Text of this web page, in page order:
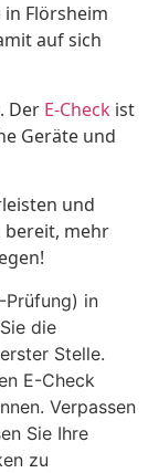
Flörsheim
auf sich
Der E-Check ist
Geräte und
und
bereit, mehr
Prüfung) in
die
Stelle.
E-Check
Verpassen
Sie Ihre
zu